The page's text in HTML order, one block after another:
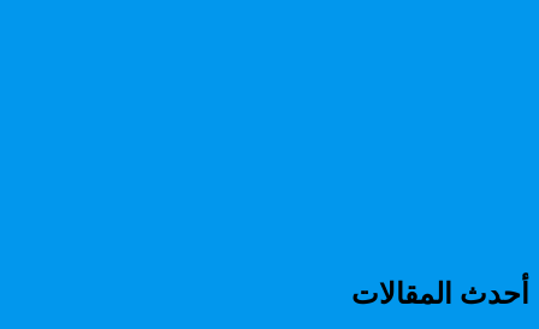
أحدث المقالات